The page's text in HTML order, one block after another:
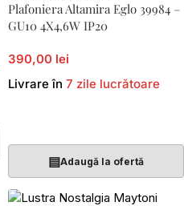
Plafoniera Altamira Eglo 39984 –
GU10 4X4,6W IP20
390,00 lei
Livrare în 7 zile lucrătoare
▤Adaugă la ofertă